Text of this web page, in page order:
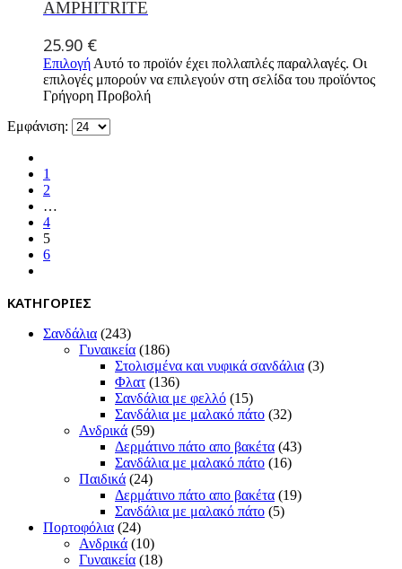
AMPHITRITE
25.90 €
Επιλογή Αυτό το προϊόν έχει πολλαπλές παραλλαγές. Οι
επιλογές μπορούν να επιλεγούν στη σελίδα του προϊόντος
Γρήγορη Προβολή
Εμφάνιση:
1
2
…
4
5
6
ΚΑΤΗΓΟΡΙΕΣ
Σανδάλια (243)
Γυναικεία (186)
Στολισμένα και νυφικά σανδάλια (3)
Φλατ (136)
Σανδάλια με φελλό (15)
Σανδάλια με μαλακό πάτο (32)
Ανδρικά (59)
Δερμάτινο πάτο απο βακέτα (43)
Σανδάλια με μαλακό πάτο (16)
Παιδικά (24)
Δερμάτινο πάτο απο βακέτα (19)
Σανδάλια με μαλακό πάτο (5)
Πορτοφόλια (24)
Ανδρικά (10)
Γυναικεία (18)